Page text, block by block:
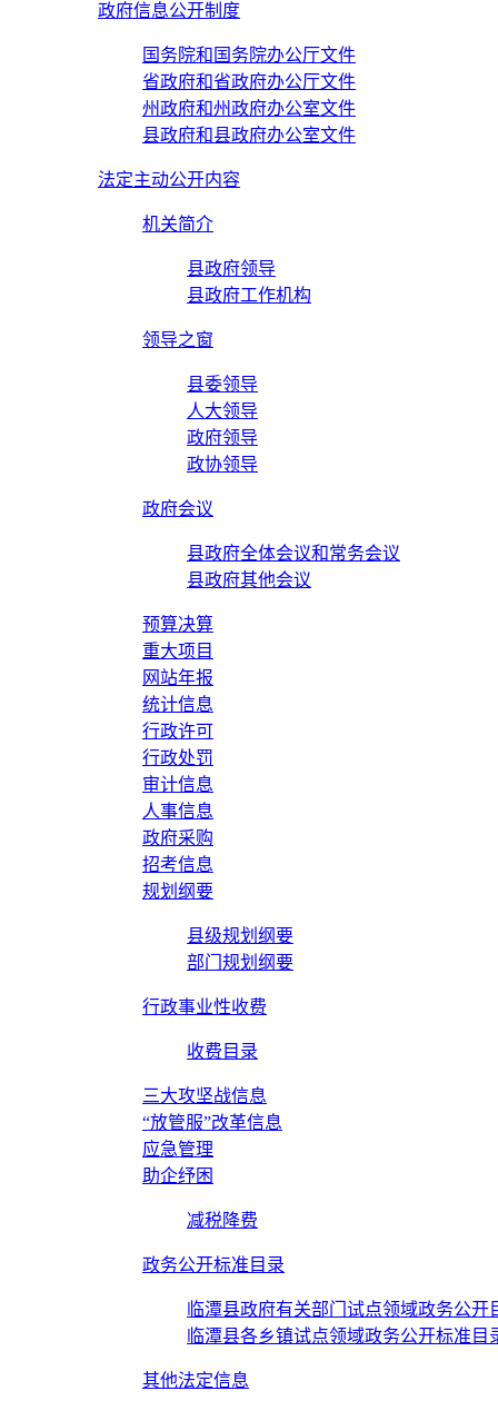
政府信息公开制度
国务院和国务院办公厅文件
省政府和省政府办公厅文件
州政府和州政府办公室文件
县政府和县政府办公室文件
法定主动公开内容
机关简介
县政府领导
县政府工作机构
领导之窗
县委领导
人大领导
政府领导
政协领导
政府会议
县政府全体会议和常务会议
县政府其他会议
预算决算
重大项目
网站年报
统计信息
行政许可
行政处罚
审计信息
人事信息
政府采购
招考信息
规划纲要
县级规划纲要
部门规划纲要
行政事业性收费
收费目录
三大攻坚战信息
“放管服”改革信息
应急管理
助企纾困
减税降费
政务公开标准目录
临潭县政府有关部门试点领域政务公开
临潭县各乡镇试点领域政务公开标准目
其他法定信息